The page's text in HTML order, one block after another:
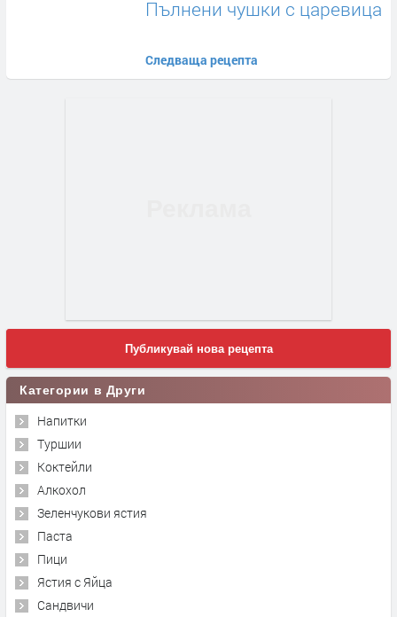
Пълнени чушки с царевица
Следваща рецепта
Публикувай нова рецепта
Категории в Други
Напитки
Туршии
Коктейли
Алкохол
Зеленчукови ястия
Паста
Пици
Ястия с Яйца
Сандвичи